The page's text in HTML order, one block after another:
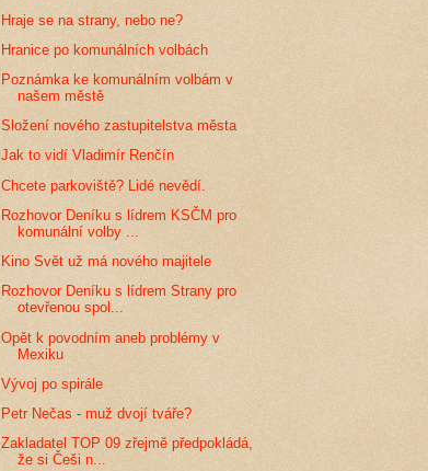
Hraje se na strany, nebo ne?
Hranice po komunálních volbách
Poznámka ke komunálním volbám v
našem městě
Složení nového zastupitelstva města
Jak to vidí Vladimír Renčín
Chcete parkoviště? Lidé nevědí.
Rozhovor Deníku s lídrem KSČM pro
komunální volby ...
Kino Svět už má nového majitele
Rozhovor Deníku s lídrem Strany pro
otevřenou spol...
Opět k povodním aneb problémy v
Mexiku
Vývoj po spirále
Petr Nečas - muž dvojí tváře?
Zakladatel TOP 09 zřejmě předpokládá,
že si Češi n...